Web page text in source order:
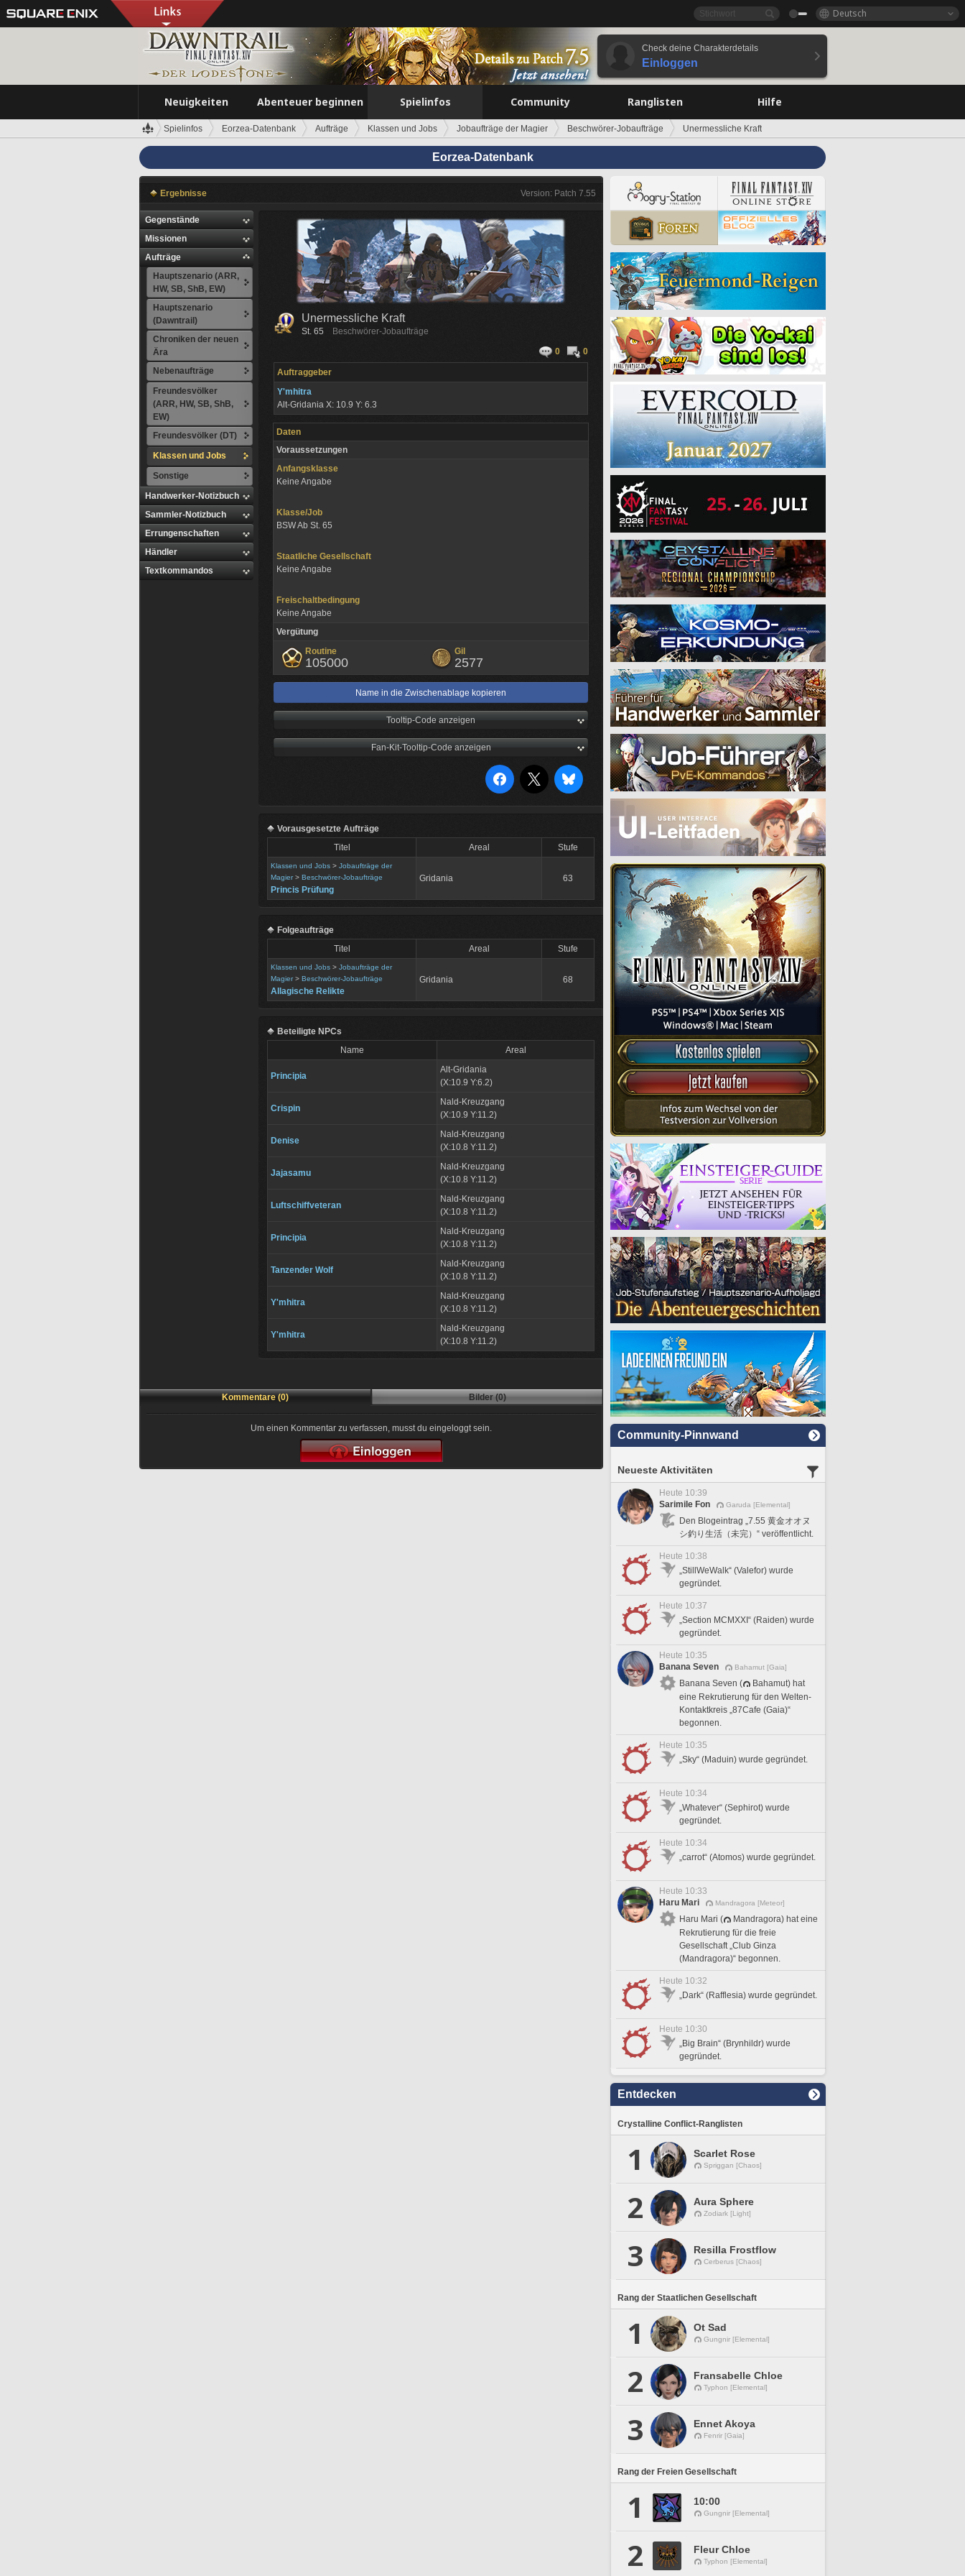
Deutsch
Check deine Charakterdetails
Einloggen
Neuigkeiten Abenteuer beginnen Spielinfos Community Ranglisten Hilfe
Spielinfos Eorzea-Datenbank Aufträge Klassen und Jobs Jobaufträge der Magier Beschwörer-Jobaufträge Unermessliche Kraft
Eorzea-Datenbank
Ergebnisse Version: Patch 7.55
Gegenstände
Missionen
Aufträge
Hauptszenario (ARR,
HW, SB, ShB, EW)
Hauptszenario
(Dawntrail)
Chroniken der neuen
Ära
Nebenaufträge
Freundesvölker
(ARR, HW, SB, ShB,
EW)
Freundesvölker (DT)
Klassen und Jobs
Sonstige
Handwerker-Notizbuch
Sammler-Notizbuch
Errungenschaften
Händler
Textkommandos
Unermessliche Kraft
St. 65
Beschwörer-Jobaufträge
0
0
Auftraggeber
Y'mhitra
Alt-Gridania X: 10.9 Y: 6.3
Daten
Voraussetzungen
Anfangsklasse
Keine Angabe
Klasse/Job
BSW Ab St. 65
Staatliche Gesellschaft
Keine Angabe
Freischaltbedingung
Keine Angabe
Vergütung
Routine
105000
Gil
2577
Name in die Zwischenablage kopieren
Tooltip-Code anzeigen
Fan-Kit-Tooltip-Code anzeigen
Vorausgesetzte Aufträge
Titel
Areal Stufe
Klassen und Jobs > Jobaufträge der
Magier> Beschwörer-Jobaufträge
Princis Prüfung
Gridania 63
Folgeaufträge
Titel
Areal Stufe
Klassen und Jobs > Jobaufträge der
Magier> Beschwörer-Jobaufträge
Allagische Relikte
Gridania 68
Beteiligte NPCs
Name
Areal
Principia
Alt-Gridania
(X:10.9 Y:6.2)
Crispin
Nald-Kreuzgang
(X:10.9 Y:11.2)
Denise
Nald-Kreuzgang
(X:10.8 Y:11.2)
Jajasamu
Nald-Kreuzgang
(X:10.8 Y:11.2)
Luftschiffveteran
Nald-Kreuzgang
(X:10.8 Y:11.2)
Principia
Nald-Kreuzgang
(X:10.8 Y:11.2)
Tanzender Wolf
Nald-Kreuzgang
(X:10.8 Y:11.2)
Y'mhitra
Nald-Kreuzgang
(X:10.8 Y:11.2)
Y'mhitra
Nald-Kreuzgang
(X:10.8 Y:11.2)
Kommentare (0) Bilder (0)
Um einen Kommentar zu verfassen, musst du eingeloggt sein.
Community-Pinnwand
Neueste Aktivitäten
Heute 10:39
Sarimile Fon
Garuda [Elemental]
Den Blogeintrag „7.55 黄金オオヌ
シ釣り生活（未完）“ veröffentlicht.
Heute 10:38
„StillWeWalk“ (Valefor) wurde
gegründet.
Heute 10:37
„Section MCMXXI“ (Raiden) wurde
gegründet.
Heute 10:35
Banana Seven
Bahamut [Gaia]
Banana Seven (
Bahamut) hat
eine Rekrutierung für den Welten-
Kontaktkreis „87Cafe (Gaia)“
begonnen.
Heute 10:35
„Sky“ (Maduin) wurde gegründet.
Heute 10:34
„Whatever“ (Sephirot) wurde
gegründet.
Heute 10:34
„carrot“ (Atomos) wurde gegründet.
Heute 10:33
Haru Mari
Mandragora [Meteor]
Haru Mari (
Mandragora) hat eine
Rekrutierung für die freie
Gesellschaft „Club Ginza
(Mandragora)“ begonnen.
Heute 10:32
„Dark“ (Rafflesia) wurde gegründet.
Heute 10:30
„Big Brain“ (Brynhildr) wurde
gegründet.
Entdecken
Crystalline Conflict-Ranglisten
1 Scarlet Rose
Spriggan [Chaos]
2 Aura Sphere
Zodiark [Light]
3 Resilla Frostflow
Cerberus [Chaos]
Rang der Staatlichen Gesellschaft
1 Ot Sad
Gungnir [Elemental]
2 Fransabelle Chloe
Typhon [Elemental]
3 Ennet Akoya
Fenrir [Gaia]
Rang der Freien Gesellschaft
1 10:00
Gungnir [Elemental]
2 Fleur Chloe
Typhon [Elemental]